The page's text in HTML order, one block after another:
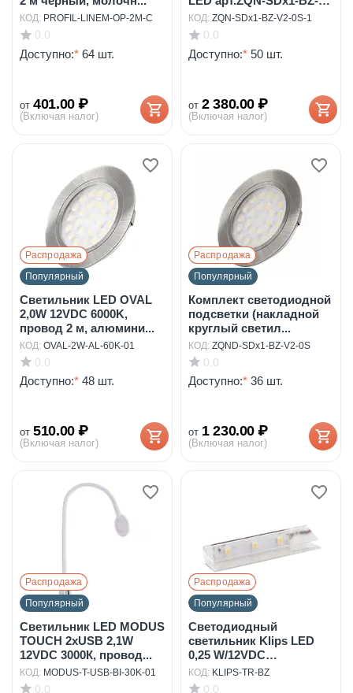
КОД: PROFIL-LINEM-OP-2M-C
0.0
Доступно:* 64 шт.
от 401.00 ₽
(Включая налог)
V2-0S
КОД: ZQN-SDx1-BZ-V2-0S-1
0.0
Доступно:* 50 шт.
от 2 380.00 ₽
(Включая налог)
Распродажа
Популярный
Светильник LED OVAL
2,0W 12VDC 6000K,
провод 2 м, алюмини...
КОД: OVAL-2W-AL-60K-01
0.0
Доступно:* 48 шт.
от 510.00 ₽
(Включая налог)
Распродажа
Популярный
Комплект светодиодной
подсветки (накладной
круглый светил...
КОД: ZQND-SDx1-BZ-V2-0S
0.0
Доступно:* 36 шт.
от 1 230.00 ₽
(Включая налог)
Распродажа
Популярный
Светильник LED MODUS
TOUCH 2xUSB 2,1W
12VDC 3000К, провод...
КОД: MODUS-T-USB-BI-30K-01
0.0
Распродажа
Популярный
Светодиодный
светильник Klips LED
0,25 W/12VDC
пластиковы...
КОД: KLIPS-TR-BZ
0.0